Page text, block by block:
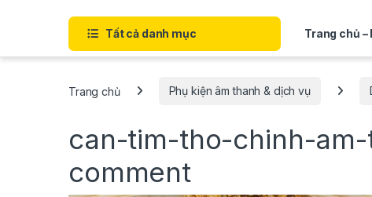
Tất cả danh mục Trang chủ –
Trang chủ Phụ kiện âm thanh & dịch vụ
can-tim-tho-chinh-
comment